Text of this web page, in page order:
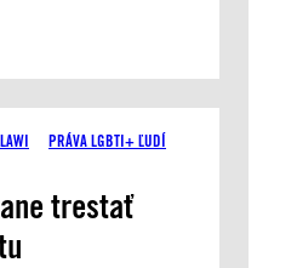
PRÁVA LGBTI+ ĽUDÍ
trestať